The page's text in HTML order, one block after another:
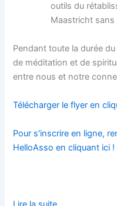
outils du
Maastricht
Pendant toute la durée
de méditation et de
entre nous et notre
Télécharger le flyer en
Pour s'inscrire en ligne,
HelloAsso en cliquant ici !